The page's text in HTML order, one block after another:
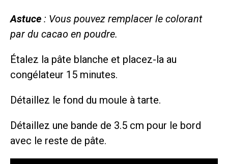
Astuce : Vous pouvez remplacer le colorant
par du cacao en poudre.
Étalez la pâte blanche et placez-la au
congélateur 15 minutes.
Détaillez le fond du moule à tarte.
Détaillez une bande de 3.5 cm pour le bord
avec le reste de pâte.